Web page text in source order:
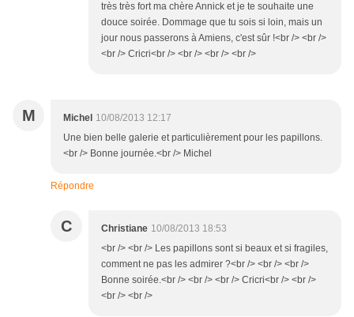
très très fort ma chère Annick et je te souhaite une
douce soirée. Dommage que tu sois si loin, mais un
jour nous passerons à Amiens, c'est sûr !<br /> <br />
<br /> Cricri<br /> <br /> <br /> <br />
M Michel 10/08/2013 12:17
Une bien belle galerie et particulièrement pour les papillons.
<br /> Bonne journée.<br /> Michel
Répondre
C Christiane 10/08/2013 18:53
<br /> <br /> Les papillons sont si beaux et si fragiles,
comment ne pas les admirer ?<br /> <br /> <br />
Bonne soirée.<br /> <br /> <br /> Cricri<br /> <br />
<br /> <br />